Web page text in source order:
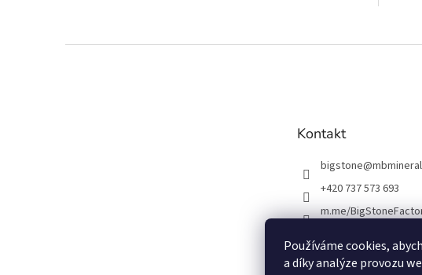
Používáme cookies,
a díky analýze provozu
Kontakt
bigstone@
+420 737 573 693
m.me/